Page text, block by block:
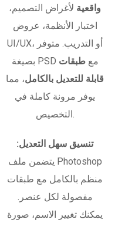
واقعية لأغراض التصميم،
اختبار الأنظمة، عروض
UI/UX، أو التدريب. متوفر
بصيغة PSD معطبقات
قابلة للتعديل بالكامل، مما
يوفر مرونة كاملة في
التخصيص.
تنسيق سهل التعديل:
يتضمن ملف Photoshop
منظم بالكامل مع طبقات
مفصولة لكل عنصر.
يمكنك تغيير الاسم، صورة